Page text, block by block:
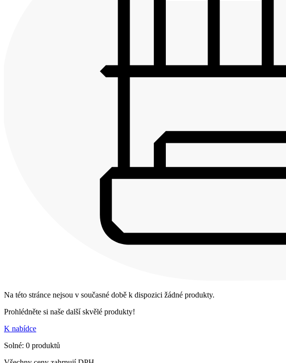
Na této stránce nejsou v současné době k dispozici žádné produkty.
Prohlédněte si naše další skvělé produkty!
K nabídce
Solné: 0 produktů